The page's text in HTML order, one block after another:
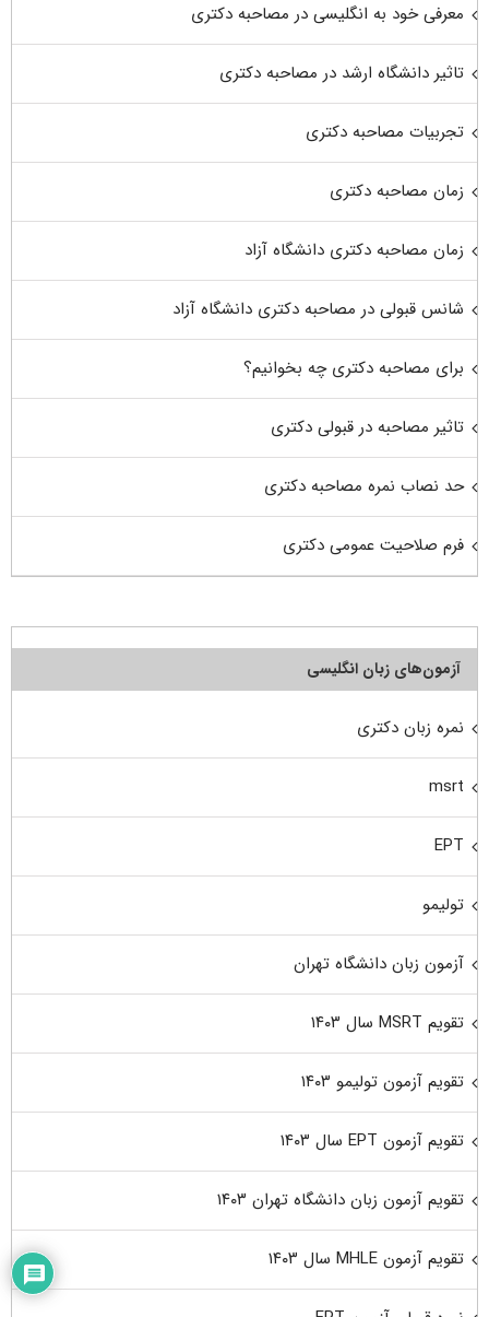
معرفی خود به انگلیسی در مصاحبه دکتری
تاثیر دانشگاه ارشد در مصاحبه دکتری
تجربیات مصاحبه دکتری
زمان مصاحبه دکتری
زمان مصاحبه دکتری دانشگاه آزاد
شانس قبولی در مصاحبه دکتری دانشگاه آزاد
برای مصاحبه دکتری چه بخوانیم؟
تاثیر مصاحبه در قبولی دکتری
حد نصاب نمره مصاحبه دکتری
فرم صلاحیت عمومی دکتری
آزمون‌های زبان انگلیسی
نمره زبان دکتری
msrt
EPT
تولیمو
آزمون زبان دانشگاه تهران
تقویم MSRT سال ۱۴۰۳
تقویم آزمون تولیمو ۱۴۰۳
تقویم آزمون EPT سال ۱۴۰۳
تقویم آزمون زبان دانشگاه تهران ۱۴۰۳
تقویم آزمون MHLE سال ۱۴۰۳